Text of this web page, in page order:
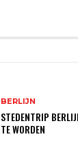
BERLIJN
STEDENTRIP
TE WORDEN